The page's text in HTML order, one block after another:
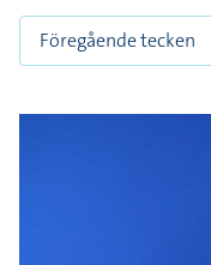
Föregående tecken